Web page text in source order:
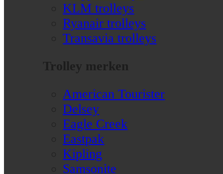
KLM trolleys
Ryanair trolleys
Transavia trolleys
Trolley merken
American Tourister
Delsey
Eagle Creek
Eastpak
Kipling
Samsonite